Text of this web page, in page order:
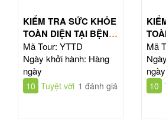
KIỂM TRA SỨC KHỎE
TOÀN DIỆN TẠI BỆNH
VIỆN TỪ DŨ
Mã Tour: YTTD
Ngày khởi hành: Hàng
ngày
10 Tuyệt vời 1 đánh giá
Mã
ngày
10